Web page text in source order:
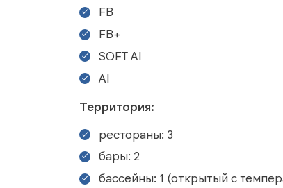
FB
FB+
SOFT AI
AI
Территория:
рестораны: 3
бары: 2
бассейны: 1 (открытый с